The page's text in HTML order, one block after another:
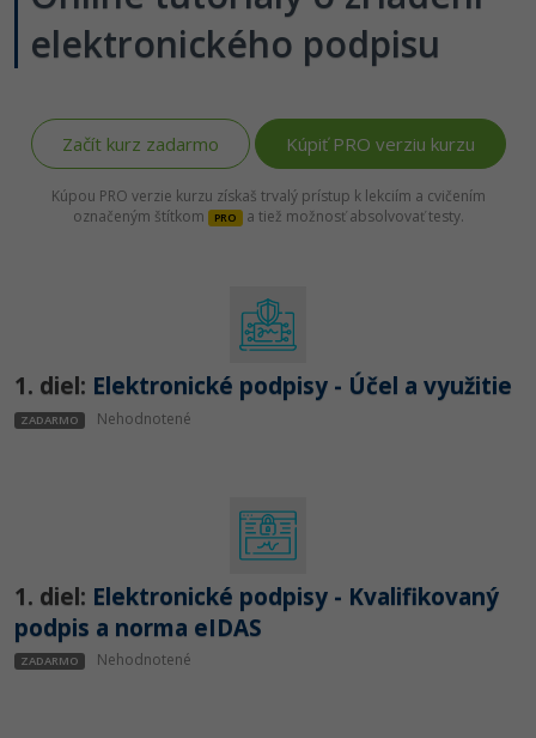
Swift -80%
-80%
VB.NET
Algoritmy -41%
Fórum
Copywriting -30%
Google Dokumenty
Time management
Siete
Kurzy dizajnu
elektronického podpisu
Začít kurz zadarmo Kúpiť PRO verziu kurzu
Kúpou PRO verzie kurzu získaš trvalý prístup k lekciím a cvičením
označeným štítkom
PRO a tiež možnosť absolvovať testy.
1. diel: Elektronické podpisy - Účel a využitie
ZADARMO Nehodnotené
1. diel: Elektronické podpisy - Kvalifikovaný
podpis a norma eIDAS
ZADARMO Nehodnotené